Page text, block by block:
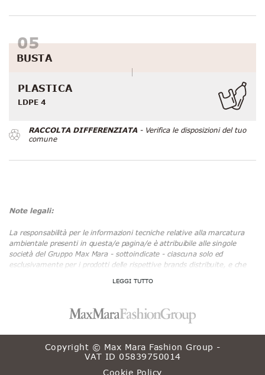
BUSTA
PLASTICA
LDPE 4
RACCOLTA DIFFERENZIATA- Verifica le disposizioni del tuo
comune
Note legali:
La responsabilità per le informazioni tecniche relative alla marcatura
ambientale presenti in questa/e pagina/e è attribuibile alle singole
società del Gruppo Max Mara - sottoindicate - ciascuna solo ed
esclusivamente per i prodotti delle rispettive brands distribuite, e che
acquistati da fornitori specializzati nella produzione degli stessi, ai sensi
ultimativa del rispetto della normativa stessa; si vuole puntualizzare
quindi l’assenza di qualsiasi responsabilità della società Max Mara
sito/pagina web.
Società Gruppo Max Mara e relative brands:
Copyright © Max Mara Fashion Group -
VAT ID 05839750014
Cookie Policy